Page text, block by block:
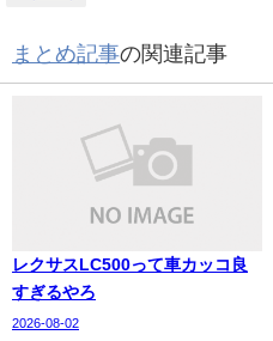
まとめ記事の関連記事
レクサスLC500って車カッコ良
すぎるやろ
2026-08-02